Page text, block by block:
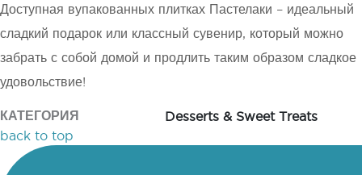
Доступная вупакованных плитках Пастелаки – идеальный
сладкий подарок или классный сувенир, который можно
забрать с собой домой и продлить таким образом сладкое
удовольствие!
КАТЕГОРИЯ
Desserts & Sweet Treats
back to top